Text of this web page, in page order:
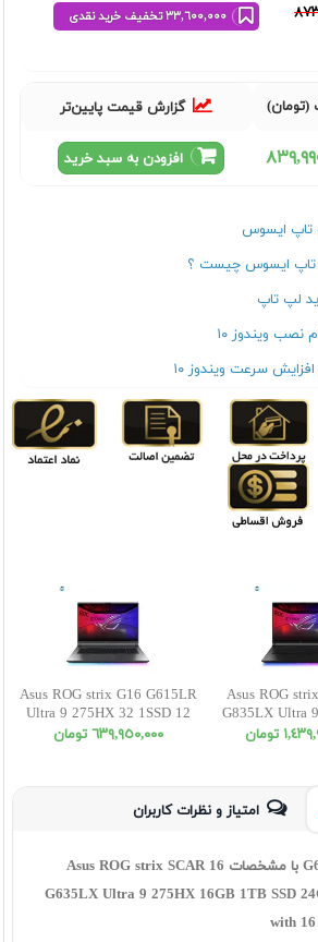
گزارش قیمت پایین‌تر
افزودن به سبد خرید
ایسوس
تاپ ایسوس چیست ؟
لپ تاپ
ویندوز ۱۰
سرعت ویندوز ۱۰
Asus ROG strix G16 G615LR
Ultra 9 275HX 32 1SSD 12
5070Ti WUXGA
٦٣٩,٩٥٠,٠٠٠ تومان
Asus ROG
G835LX Ultra
1SSD 24تومان
امتیاز و نظرات کاربران
لپ تاپ ایسوس G635 LX با مشخصات Asus ROG strix SCAR 16
G635LX Ultra 9 275HX 16GB 1TB SSD
with